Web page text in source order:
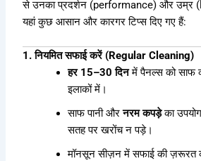
से उनका प्रदर्शन (performance) और उम्र
यहां कुछ आसान और कारगर टिप्स दिए गए हैं:
1. नियमित सफाई करें (Regular Cleaning)
हर 15–30 दिनमें पैनल्स को साफ
इलाकों में।
साफ पानी औरनरम कपड़ेका
सतह पर खरोंच न पड़े।
मॉनसून सीज़न में सफाई की ज़रूरत